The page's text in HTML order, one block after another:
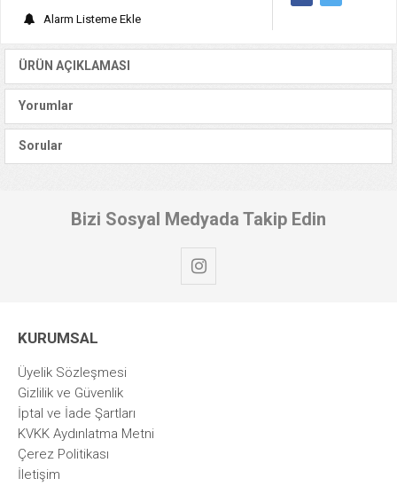
Alarm Listeme Ekle
ÜRÜN AÇIKLAMASI
Yorumlar
Sorular
Bizi Sosyal Medyada Takip Edin
KURUMSAL
Üyelik Sözleşmesi
Gizlilik ve Güvenlik
İptal ve İade Şartları
KVKK Aydınlatma Metni
Çerez Politikası
İletişim